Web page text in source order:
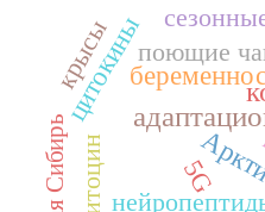
цитокины
крысы поющие
5G